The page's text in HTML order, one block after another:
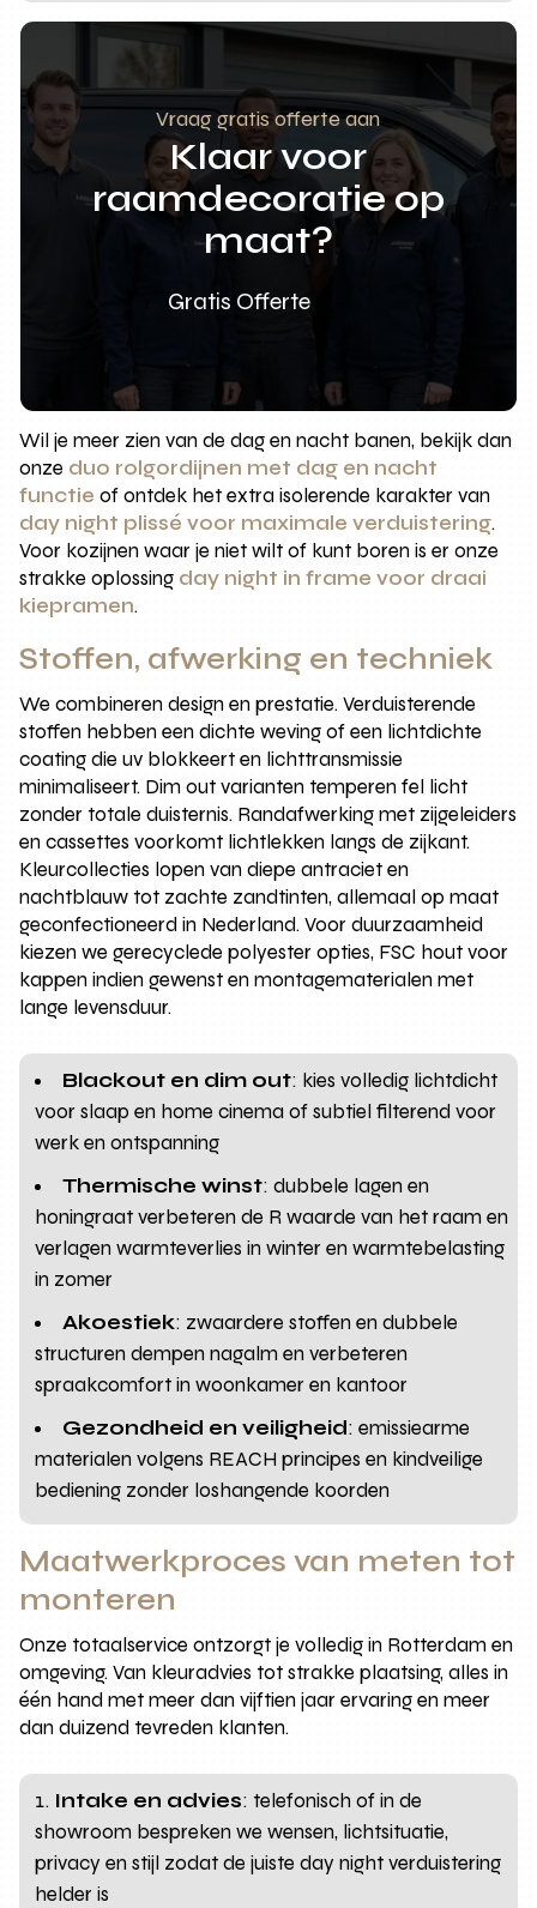
Vraag gratis offerte aan
Klaar voor
raamdecoratie op
maat?
Gratis Offerte
Wil je meer zien van de dag en nacht banen, bekijk dan
onze duo rolgordijnen met dag en nacht
functie of ontdek het extra isolerende karakter van
day night plissé voor maximale verduistering.
Voor kozijnen waar je niet wilt of kunt boren is er onze
strakke oplossing day night in frame voor draai
kiepramen.
Stoffen, afwerking en techniek
We combineren design en prestatie. Verduisterende
stoffen hebben een dichte weving of een lichtdichte
coating die uv blokkeert en lichttransmissie
minimaliseert. Dim out varianten temperen fel licht
zonder totale duisternis. Randafwerking met zijgeleiders
en cassettes voorkomt lichtlekken langs de zijkant.
Kleurcollecties lopen van diepe antraciet en
nachtblauw tot zachte zandtinten, allemaal op maat
geconfectioneerd in Nederland. Voor duurzaamheid
kiezen we gerecyclede polyester opties, FSC hout voor
kappen indien gewenst en montagematerialen met
lange levensduur.
Blackout en dim out: kies volledig lichtdicht
voor slaap en home cinema of subtiel filterend voor
werk en ontspanning
Thermische winst: dubbele lagen en
honingraat verbeteren de R waarde van het raam en
verlagen warmteverlies in winter en warmtebelasting
in zomer
Akoestiek: zwaardere stoffen en dubbele
structuren dempen nagalm en verbeteren
spraakcomfort in woonkamer en kantoor
Gezondheid en veiligheid: emissiearme
materialen volgens REACH principes en kindveilige
bediening zonder loshangende koorden
Maatwerkproces van meten tot
monteren
Onze totaalservice ontzorgt je volledig in Rotterdam en
omgeving. Van kleuradvies tot strakke plaatsing, alles in
één hand met meer dan vijftien jaar ervaring en meer
dan duizend tevreden klanten.
Intake en advies: telefonisch of in de
showroom bespreken we wensen, lichtsituatie,
privacy en stijl zodat de juiste day night verduistering
helder is